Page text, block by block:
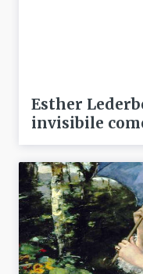
Esther
invisibile